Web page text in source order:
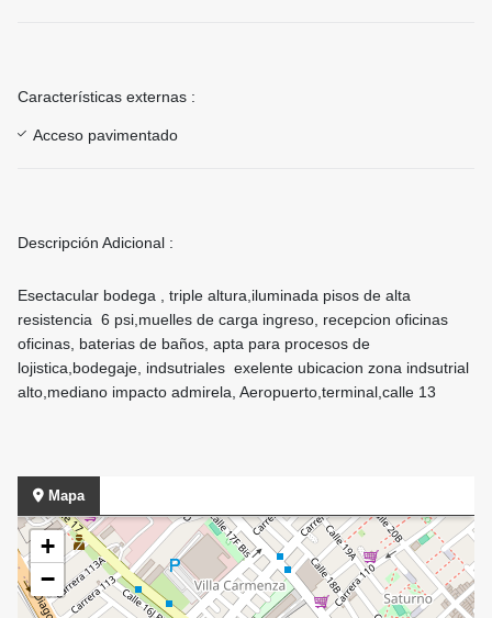
Características externas :
Acceso pavimentado
Descripción Adicional :
Esectacular bodega , triple altura,iluminada pisos de alta
resistencia 6 psi,muelles de carga ingreso, recepcion oficinas
oficinas, baterias de baños, apta para procesos de
lojistica,bodegaje, indsutriales exelente ubicacion zona indsutrial
alto,mediano impacto admirela, Aeropuerto,terminal,calle 13
Mapa
+
−